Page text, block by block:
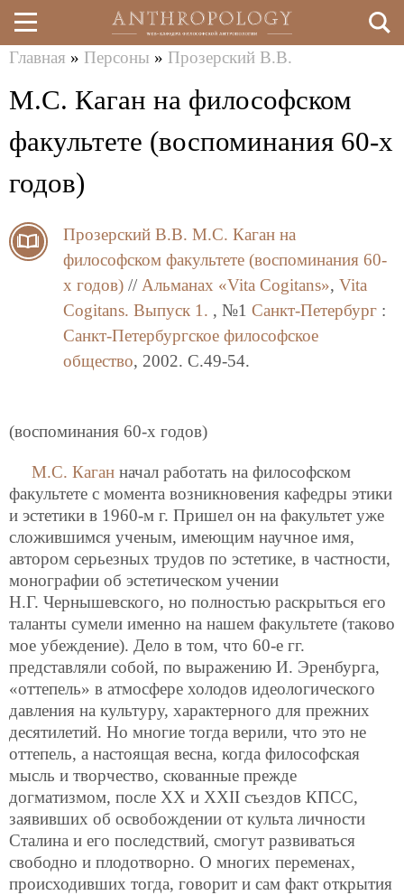
Перейти
к
основному
здесь
Главная » Персоны » Прозерский В.В.
М.С. Каган на философском
факультете (воспоминания 60-х
годов)
Прозерский В.В. М.С. Каган на
философском факультете (воспоминания 60-
х годов) // Альманах «Vita Cogitans», Vita
Cogitans. Выпуск 1. , №1 Санкт-Петербург :
Санкт-Петербургское философское
общество, 2002. C.49-54.
(воспоминания 60-х годов)
М.С. Каган начал работать на философском
факультете с момента возникновения кафедры этики
и эстетики в 1960-м г. Пришел он на факультет уже
сложившимся ученым, имеющим научное имя,
автором серьезных трудов по эстетике, в частности,
монографии об эстетическом учении
Н.Г. Чернышевского, но полностью раскрыться его
таланты сумели именно на нашем факультете (таково
мое убеждение). Дело в том, что 60-е гг.
представляли собой, по выражению И. Эренбурга,
«оттепель» в атмосфере холодов идеологического
давления на культуру, характерного для прежних
десятилетий. Но многие тогда верили, что это не
оттепель, а настоящая весна, когда философская
мысль и творчество, скованные прежде
догматизмом, после XX и XXII съездов КПСС,
заявивших об освобождении от культа личности
Сталина и его последствий, смогут развиваться
свободно и плодотворно. О многих переменах,
происходивших тогда, говорит и сам факт открытия